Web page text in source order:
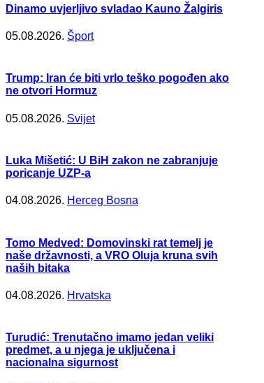
Dinamo uvjerljivo svladao Kauno Žalgiris
05.08.2026. Šport
Trump: Iran će biti vrlo teško pogođen ako
ne otvori Hormuz
05.08.2026. Svijet
Luka Mišetić: U BiH zakon ne zabranjuje
poricanje UZP-a
04.08.2026. Herceg Bosna
Tomo Medved: Domovinski rat temelj je
naše državnosti, a VRO Oluja kruna svih
naših bitaka
04.08.2026. Hrvatska
Turudić: Trenutačno imamo jedan veliki
predmet, a u njega je uključena i
nacionalna sigurnost